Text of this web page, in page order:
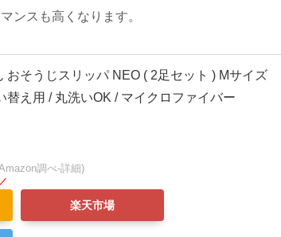
ンスも高くなります。
おそうじスリッパ NEO ( 2足セット ) Mサイズ
替え用 / 丸洗いOK / マイクロファイバー
調べ-詳細)
楽天市場